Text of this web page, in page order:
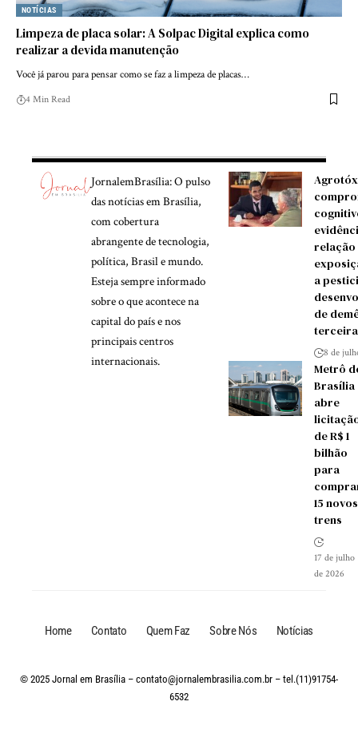
NOTÍCIAS
Limpeza de placa solar: A Solpac Digital explica como
realizar a devida manutenção
Você já parou para pensar como se faz a limpeza de placas…
4 Min Read
JornalemBrasília: O pulso
das notícias em Brasília,
com cobertura
abrangente de tecnologia,
política, Brasil e mundo.
Esteja sempre informado
sobre o que acontece na
capital do país e nos
principais centros
internacionais.
a
de
8 de
Metrô
Brasília
abre
de R$ 1
bilhão
para
15 novos
trens
17 de julho
de 2026
Home Contato Quem Faz Sobre Nós Notícias
© 2025 Jornal em Brasília – contato@jornalembrasilia.com.br – tel.(11)91754-
6532